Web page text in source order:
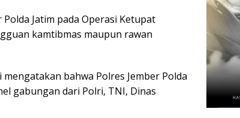
Jatim pada Operasi Ketupat
kamtibmas maupun rawan
mengatakan bahwa Polres Jember Polda
gabungan dari Polri, TNI, Dinas